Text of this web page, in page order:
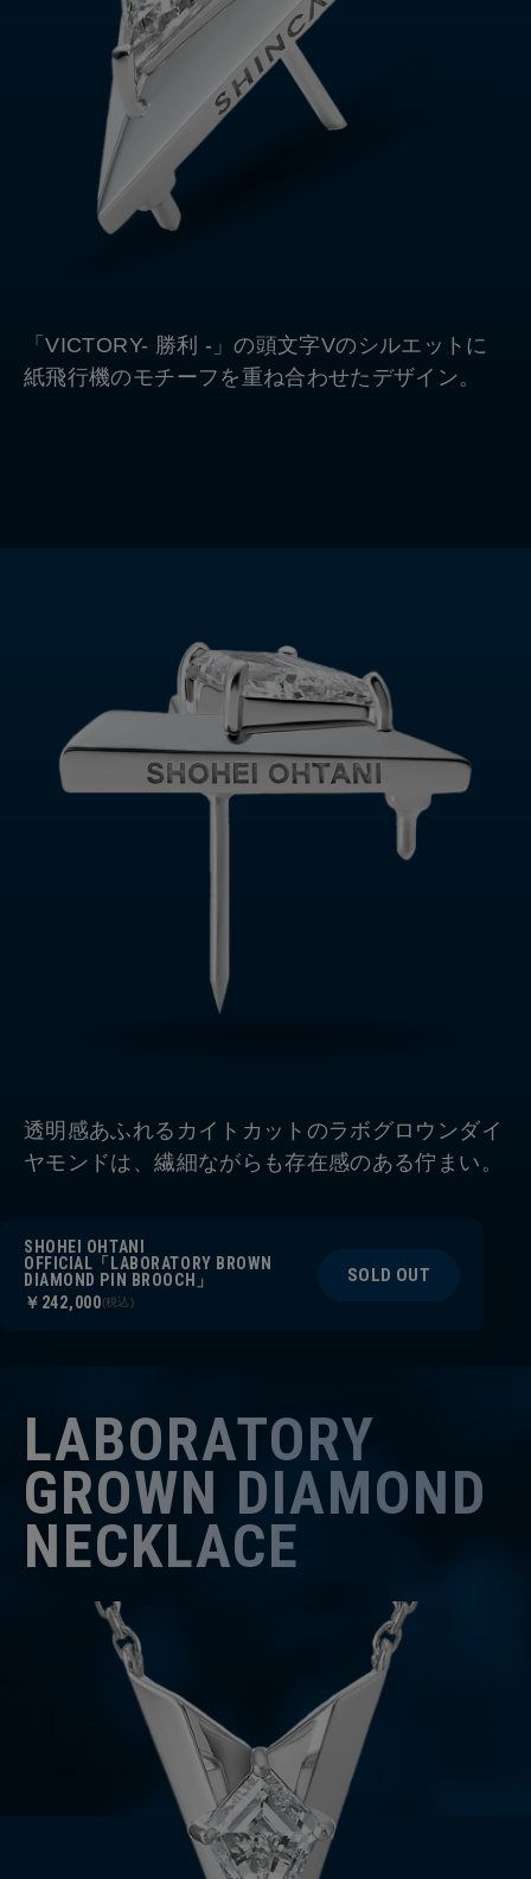
SHOHEI OHTANI
OFFICIAL「LABORATORY BROWN
DIAMOND PIN BROOCH」
￥242,000(税込)
SOLD OUT
「VICTORY- 勝利 -」の頭文字Vのシルエットに
紙飛行機のモチーフを重ね合わせたデザイン。
透明感あふれるカイトカットのラボグロウンダイ
ヤモンドは、繊細ながらも存在感のある佇まい。
LABORATORY
GROWN DIAMOND
NECKLACE